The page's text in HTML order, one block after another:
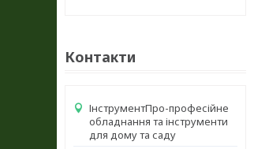
Контакти
ІнструментПро-професійне
обладнання та інструменти
для дому та саду